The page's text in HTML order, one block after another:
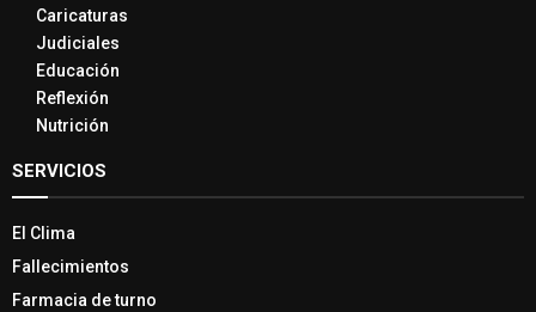
Caricaturas
Judiciales
Educación
Reflexión
Nutrición
SERVICIOS
El Clima
Fallecimientos
Farmacia de turno